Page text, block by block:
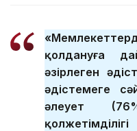
қолдануға
әзірлеген
әдістемеге
әлеует